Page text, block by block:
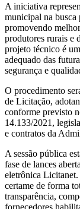
A iniciativa
municipal na busca
promovendo
produtores rurais e
projeto técnico é
adequado das
segurança e
O procedimento
de Licitação,
conforme previsto
14.133/2021,
e contratos da
A sessão pública
fase de lances
eletrônica Licitanet.
certame de forma
transparência,
fornecedores